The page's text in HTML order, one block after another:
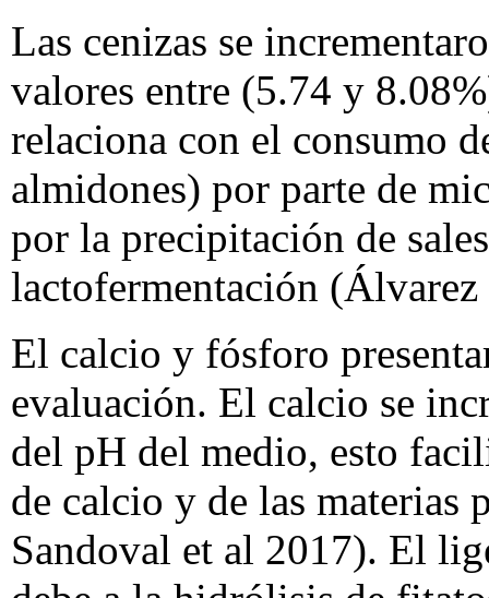
Las cenizas se
valores entre (5.74 y
relaciona con el consumo
almidones) por parte de
por la precipitación de
lactofermentación
El calcio y fósforo
evaluación. El calcio se
del pH del medio, esto
de calcio y de las materias
Sandoval et al 2017). El